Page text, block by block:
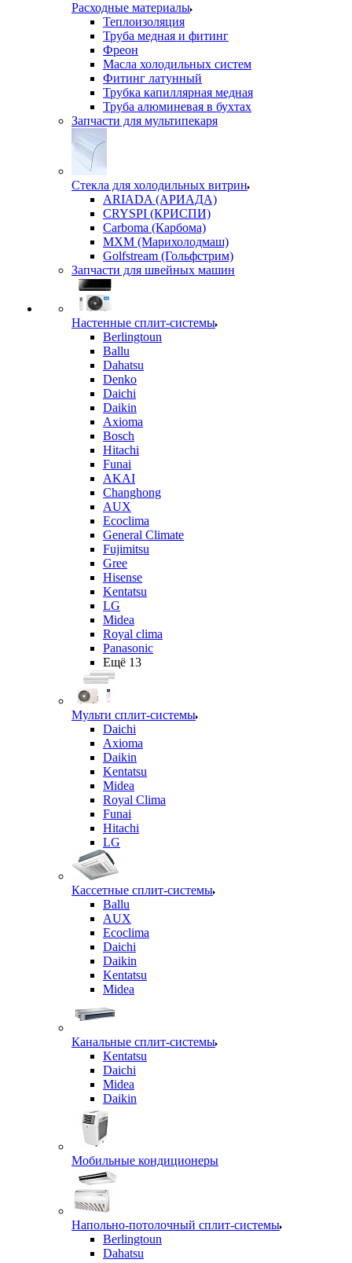
Расходные материалы
Теплоизоляция
Труба медная и фитинг
Фреон
Масла холодильных систем
Фитинг латунный
Трубка капиллярная медная
Труба алюминевая в бухтах
Запчасти для мультипекаря
Стекла для холодильных витрин
ARIADA (АРИАДА)
CRYSPI (КРИСПИ)
Carboma (Карбома)
MXM (Марихолодмаш)
Golfstream (Гольфстрим)
Запчасти для швейных машин
Настенные сплит-системы
Berlingtoun
Ballu
Dahatsu
Denko
Daichi
Daikin
Axioma
Bosch
Hitachi
Funai
AKAI
Changhong
AUX
Ecoclima
General Climate
Fujimitsu
Gree
Hisense
Kentatsu
LG
Midea
Royal clima
Panasonic
Ещё 13
Мульти сплит-системы
Daichi
Axioma
Daikin
Kentatsu
Midea
Royal Clima
Funai
Hitachi
LG
Кассетные сплит-системы
Ballu
AUX
Ecoclima
Daichi
Daikin
Kentatsu
Midea
Канальные сплит-системы
Kentatsu
Daichi
Midea
Daikin
Мобильные кондиционеры
Напольно-потолочный сплит-системы
Berlingtoun
Dahatsu